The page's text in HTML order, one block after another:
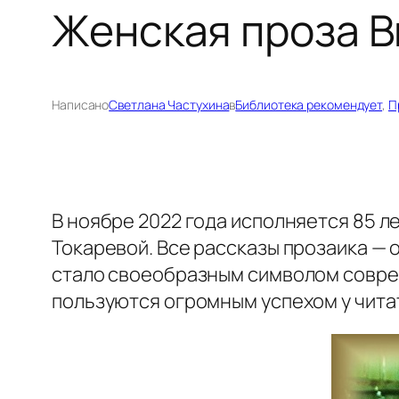
Женская проза
НаписаноСветлана ЧастухинавБиблиотека рекомендует,
В ноябре 2022 года исполняется 85
Токаревой. Все рассказы прозаика
стало своеобразным символом
пользуются огромным успехом у